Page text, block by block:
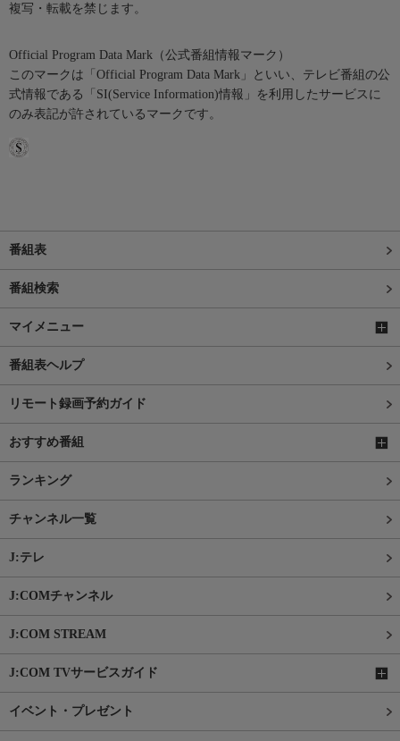
複写・転載を禁じます。
Official Program Data Mark（公式番組情報マーク）
このマークは「Official Program Data Mark」といい、テレビ番組の公
式情報である「SI(Service Information)情報」を利用したサービスに
のみ表記が許されているマークです。
番組表
番組検索
マイメニュー
番組表ヘルプ
リモート録画予約ガイド
おすすめ番組
ランキング
チャンネル一覧
J:テレ
J:COMチャンネル
J:COM STREAM
J:COM TVサービスガイド
イベント・プレゼント